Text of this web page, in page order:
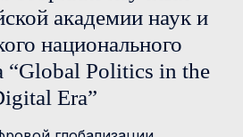
академии наук и
национального
“Global Politics in the
Era”